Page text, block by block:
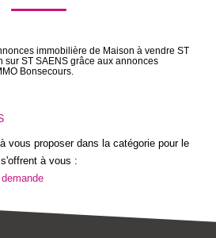
AGENCE
Nos Services
Notre Équipe
Rejoindre
immobilière de Maison à vendre ST
sur ST SAENS grâce aux annonces
Bonsecours.
vous proposer dans la catégorie pour le
à vous :